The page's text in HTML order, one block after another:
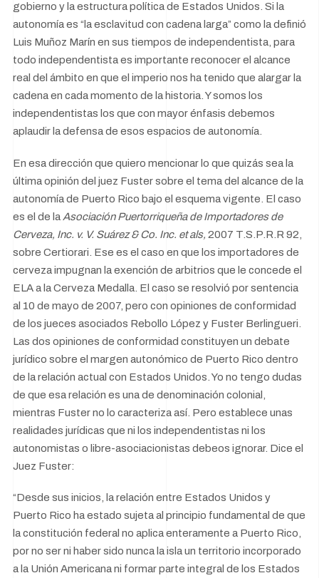
gobierno y la estructura política de Estados Unidos. Si la
autonomía es “la esclavitud con cadena larga” como la definió
Luis Muñoz Marín en sus tiempos de independentista, para
todo independentista es importante reconocer el alcance
real del ámbito en que el imperio nos ha tenido que alargar la
cadena en cada momento de la historia. Y somos los
independentistas los que con mayor énfasis debemos
aplaudir la defensa de esos espacios de autonomía.
En esa dirección que quiero mencionar lo que quizás sea la
última opinión del juez Fuster sobre el tema del alcance de la
autonomía de Puerto Rico bajo el esquema vigente. El caso
es el de la Asociación Puertorriqueña de Importadores de
Cerveza, Inc. v. V. Suárez & Co. Inc. et als, 2007 T.S.P.R.R 92,
sobre Certiorari. Ese es el caso en que los importadores de
cerveza impugnan la exención de arbitrios que le concede el
ELA a la Cerveza Medalla. El caso se resolvió por sentencia
al 10 de mayo de 2007, pero con opiniones de conformidad
de los jueces asociados Rebollo López y Fuster Berlingueri.
Las dos opiniones de conformidad constituyen un debate
jurídico sobre el margen autonómico de Puerto Rico dentro
de la relación actual con Estados Unidos. Yo no tengo dudas
de que esa relación es una de denominación colonial,
mientras Fuster no lo caracteriza así. Pero establece unas
realidades jurídicas que ni los independentistas ni los
autonomistas o libre-asociacionistas debeos ignorar. Dice el
Juez Fuster:
“Desde sus inicios, la relación entre Estados Unidos y
Puerto Rico ha estado sujeta al principio fundamental de que
la constitución federal no aplica enteramente a Puerto Rico,
por no ser ni haber sido nunca la isla un territorio incorporado
a la Unión Americana ni formar parte integral de los Estados